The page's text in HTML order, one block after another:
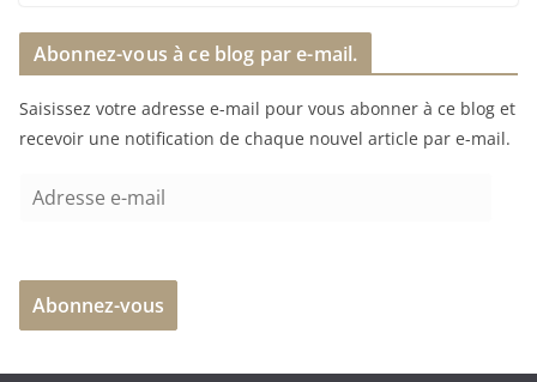
Abonnez-vous à ce blog par e-mail.
Saisissez votre adresse e-mail pour vous abonner à ce blog et
recevoir une notification de chaque nouvel article par e-mail.
e
s
Abonnez-vous